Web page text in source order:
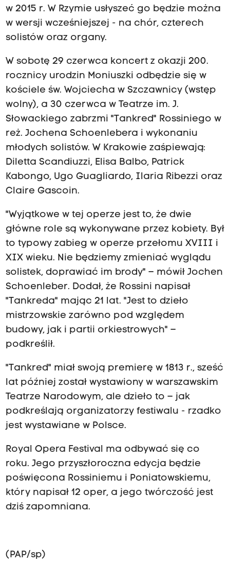
w 2015 r. W Rzymie usłyszeć go będzie można
w wersji wcześniejszej - na chór, czterech
solistów oraz organy.
W sobotę 29 czerwca koncert z okazji 200.
rocznicy urodzin Moniuszki odbędzie się w
kościele św. Wojciecha w Szczawnicy (wstęp
wolny), a 30 czerwca w Teatrze im. J.
Słowackiego zabrzmi "Tankred" Rossiniego w
reż. Jochena Schoenlebera i wykonaniu
młodych solistów. W Krakowie zaśpiewają:
Diletta Scandiuzzi, Elisa Balbo, Patrick
Kabongo, Ugo Guagliardo, Ilaria Ribezzi oraz
Claire Gascoin.
"Wyjątkowe w tej operze jest to, że dwie
główne role są wykonywane przez kobiety. Był
to typowy zabieg w operze przełomu XVIII i
XIX wieku. Nie będziemy zmieniać wyglądu
solistek, doprawiać im brody" – mówił Jochen
Schoenleber. Dodał, że Rossini napisał
"Tankreda" mając 21 lat. "Jest to dzieło
mistrzowskie zarówno pod względem
budowy, jak i partii orkiestrowych" –
podkreślił.
"Tankred" miał swoją premierę w 1813 r., sześć
lat później został wystawiony w warszawskim
Teatrze Narodowym, ale dzieło to – jak
podkreślają organizatorzy festiwalu - rzadko
jest wystawiane w Polsce.
Royal Opera Festival ma odbywać się co
roku. Jego przyszłoroczna edycja będzie
poświęcona Rossiniemu i Poniatowskiemu,
który napisał 12 oper, a jego twórczość jest
dziś zapomniana.
(PAP/sp)